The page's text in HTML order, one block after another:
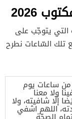
2026
يتوجّب على
تلك السّاعات نطرح
من ساعات يوم
ولا معنا
إلّا شافيته، ولا
اللهم اشفي